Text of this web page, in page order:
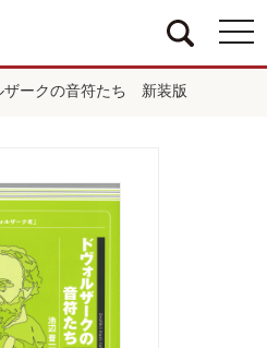
ザークの音符たち 新装版